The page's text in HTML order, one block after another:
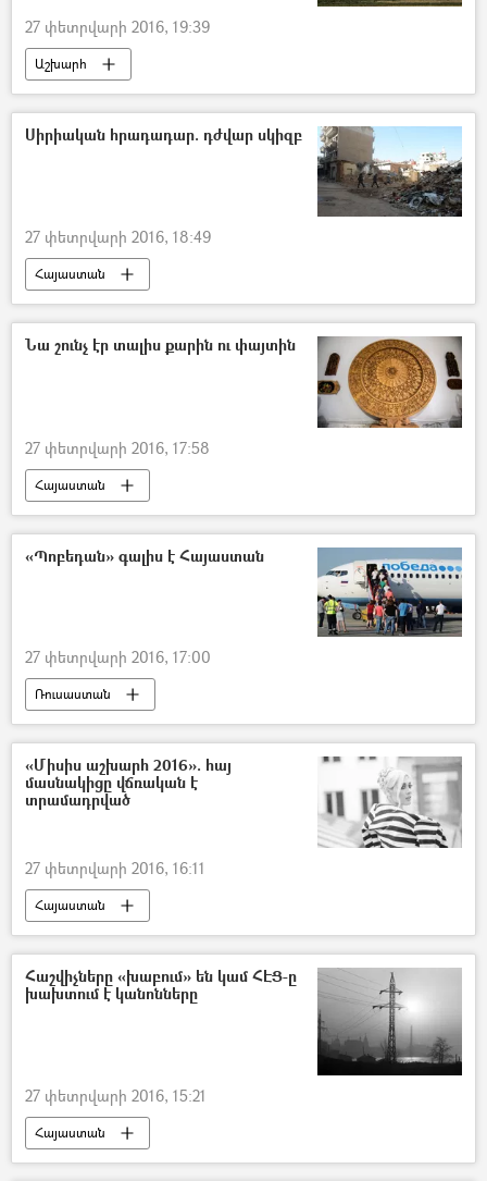
27 փետրվարի 2016, 19:39
Աշխարհ
Սիրիական հրադադար. դժվար սկիզբ
27 փետրվարի 2016, 18:49
Հայաստան
Նա շունչ էր տալիս քարին ու փայտին
27 փետրվարի 2016, 17:58
Հայաստան
«Պոբեդան» գալիս է Հայաստան
27 փետրվարի 2016, 17:00
Ռուսաստան
«Միսիս աշխարհ 2016». հայ
մասնակիցը վճռական է
տրամադրված
27 փետրվարի 2016, 16:11
Հայաստան
Հաշվիչները «խաբում» են կամ ՀԷՑ-ը
խախտում է կանոնները
27 փետրվարի 2016, 15:21
Հայաստան